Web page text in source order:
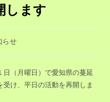
します
らせ
（月曜日）で愛知県の蔓延
け、平日の活動を再開しま